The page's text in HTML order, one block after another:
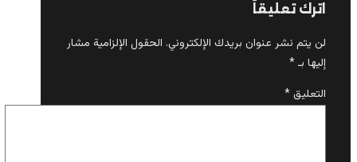
اترك تعليقاً
لن يتم نشر عنوان بريدك الإلكتروني. الحقول الإلزامية مشار
إليها بـ*
التعليق*